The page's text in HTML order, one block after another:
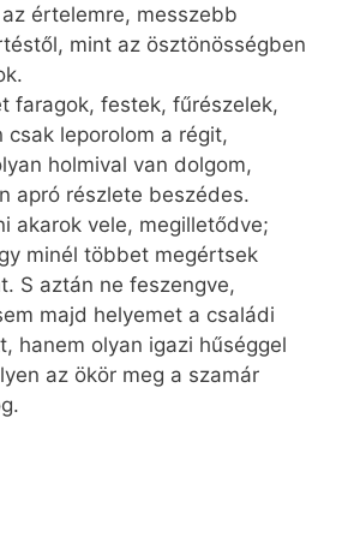
értelemre, messzebb
mint az ösztönösségben
faragok, festek, fűrészelek,
csak leporolom a régit,
holmival van dolgom,
apró részlete beszédes.
akarok vele, megilletődve;
minél többet megértsek
S aztán ne feszengve,
majd helyemet a családi
hanem olyan igazi hűséggel
az ökör meg a szamár